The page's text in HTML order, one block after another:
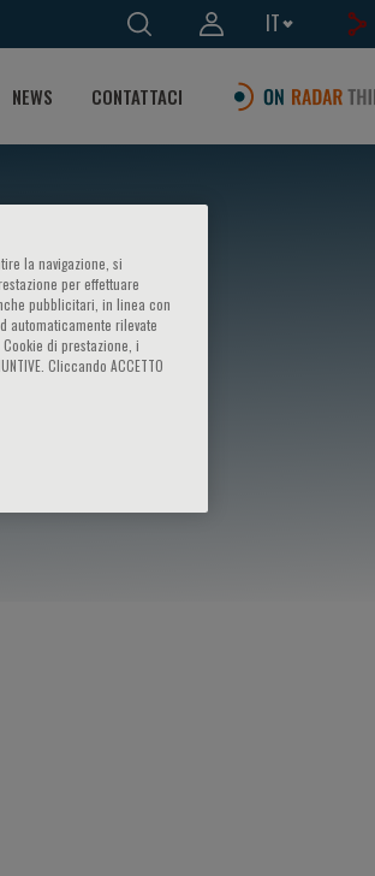
IT
NEWS CONTATTACI
la navigazione, si
per effettuare
pubblicitari, in linea con
automaticamente rilevate
di prestazione, i
Cliccando ACCETTO